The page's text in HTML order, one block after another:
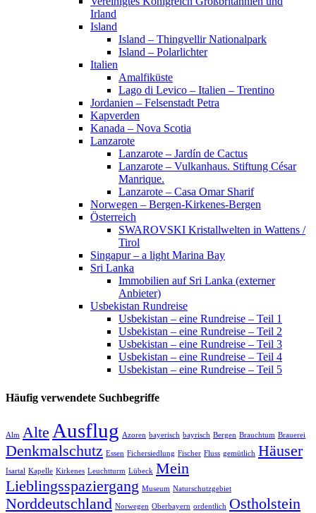
Irland
Island
Island – Thingvellir Nationalpark
Island – Polarlichter
Italien
Amalfiküste
Lago di Levico – Italien – Trentino
Jordanien – Felsenstadt Petra
Kapverden
Kanada – Nova Scotia
Lanzarote
Lanzarote – Jardín de Cactus
Lanzarote – Vulkanhaus. Stiftung César
Manrique.
Lanzarote – Casa Omar Sharif
Norwegen – Bergen-Kirkenes-Bergen
Österreich
SWAROVSKI Kristallwelten in Wattens /
Tirol
Singapur – a light Marina Bay
Sri Lanka
Immobilien auf Sri Lanka (externer
Anbieter)
Usbekistan Rundreise
Usbekistan – eine Rundreise – Teil 1
Usbekistan – eine Rundreise – Teil 2
Usbekistan – eine Rundreise – Teil 3
Usbekistan – eine Rundreise – Teil 4
Usbekistan – eine Rundreise – Teil 5
Häufig verwendete Suchbegriffe
Alm Alte Ausflug Azoren bayerisch bayrisch Bergen Brauchtum Brauerei
Denkmalschutz Essen Fichersiedlung Fischer Fluss gemütlich Häuser
Isartal Kapelle Kirkenes Leuchtturm Lübeck Mein
Lieblingsspaziergang Museum Naturschutzgebiet
Norddeutschland Norwegen Oberbayern ordentlich Ostholstein